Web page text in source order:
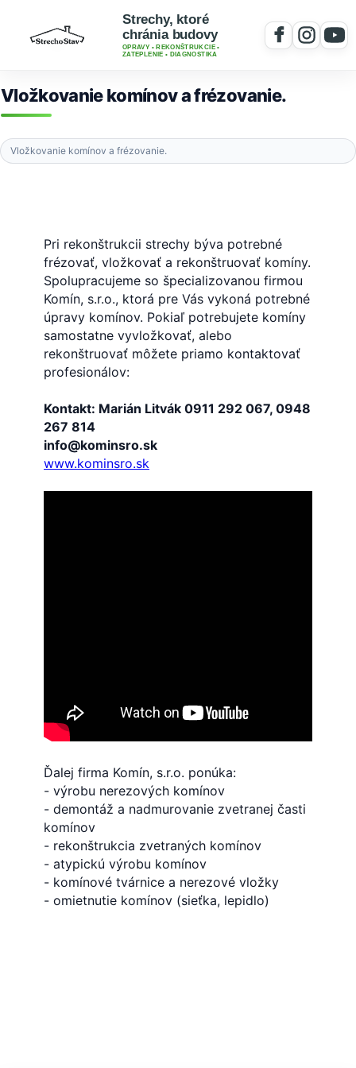
Strechy, ktoré
chránia budovy
OPRAVY • REKONŠTRUKCIE •
ZATEPLENIE • DIAGNOSTIKA
Vložkovanie komínov a frézovanie.
Vložkovanie komínov a frézovanie.
Pri rekonštrukcii strechy býva potrebné
frézovať, vložkovať a rekonštruovať komíny.
Spolupracujeme so špecializovanou firmou
Komín, s.r.o., ktorá pre Vás vykoná potrebné
úpravy komínov. Pokiaľ potrebujete komíny
samostatne vyvložkovať, alebo
rekonštruovať môžete priamo kontaktovať
profesionálov:
Kontakt: Marián Litvák 0911 292 067, 0948
267 814
info@kominsro.sk
www.kominsro.sk
Ďalej firma Komín, s.r.o. ponúka:
- výrobu nerezových komínov
- demontáž a nadmurovanie zvetranej časti
komínov
- rekonštrukcia zvetraných komínov
- atypickú výrobu komínov
- komínové tvárnice a nerezové vložky
- omietnutie komínov (sieťka, lepidlo)